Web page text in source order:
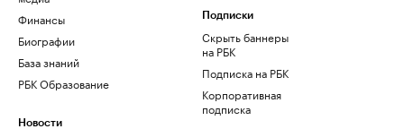
Финансы
Биографии
База знаний
РБК Образование
Новости
Подписки
Скрыть баннеры
на РБК
Подписка на РБК
Корпоративная
подписка